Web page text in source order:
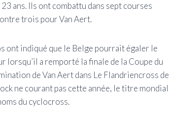
ans. Ils ont combattu dans sept courses
trois pour Van Aert.
ont indiqué que le Belge pourrait égaler le
lorsqu’il a remporté la finale de la Coupe du
de Van Aert dans Le Flandriencross de
ne courant pas cette année, le titre mondial
du cyclocross.